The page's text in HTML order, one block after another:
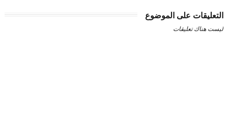
التعليقات على الموضوع
ليست هناك تعليقات